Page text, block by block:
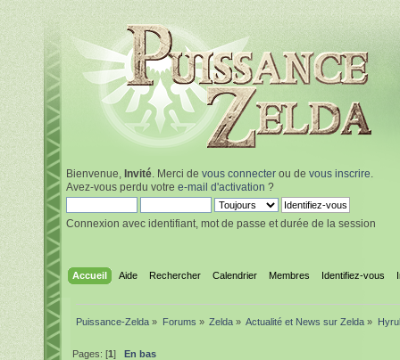
Bienvenue, Invité . Merci de vous connecter ou de vous inscrire
Avez-vous perdu votre e-mail d'activation ?
Connexion avec identifiant, mot de passe et durée de la session
Accueil Aide Rechercher Calendrier Membres Identifiez-vous
Puissance-Zelda » Forums » Zelda» Actualité et News sur Zelda »
Pages: [1]En bas